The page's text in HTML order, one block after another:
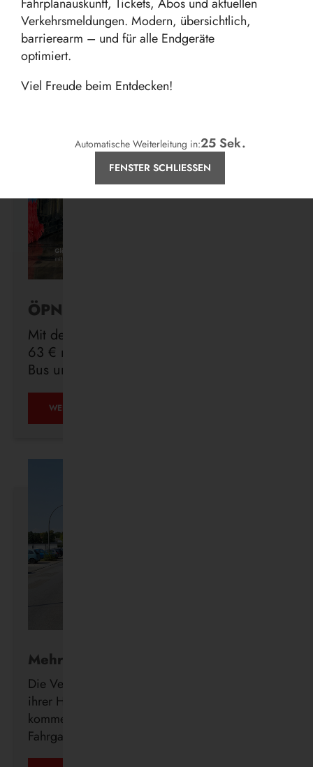
ÖPNV ist, was ihr draus macht.
Mit dem Deutschlandticket sind Sie für
63 € monatlich in ganz Deutschland mit
Bus und Bahn unterwegs.
WEITERLESEN …
Mehr Komfort für Fahrgäste
Die Vestische investiert weiter in den Ausbau
ihrer Haltestelleninfrastruktur und errichtet in den
kommenden Wochen insgesamt 23 neue
Fahrgastunterstände im Bedienungsgebiet.
Verkehrsmeldungen. Modern, übersichtlich,
barrierearm – und für alle Endgeräte
optimiert.
Viel Freude beim Entdecken!
FENSTER SCHLIESSEN
Automatische Weiterleitung in:24 Sek.